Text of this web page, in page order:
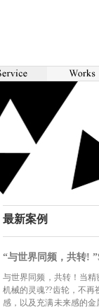
最新案例
“与世界同频，共转!
与世界同频，共转！当
机械的灵魂??齿轮，不
感，以及充满未来感的